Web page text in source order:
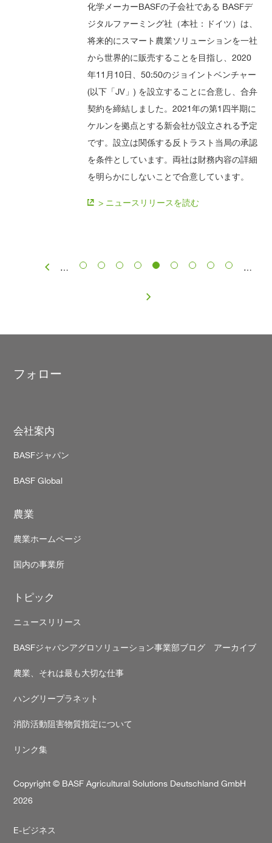
化学メーカーBASFの子会社である BASFデ
ジタルファーミング社（本社：ドイツ）は、
将来的にスマート農業ソリューションを一社
から世界的に販売することを目指し、2020
年11月10日、50:50のジョイントベンチャー
(以下「JV」) を設立することに合意し、合弁
契約を締結しました。2021年の第1四半期に
ケルンを拠点とする新会社が設立される予定
です。設立は関係する反トラスト当局の承認
を条件としています。両社は財務内容の詳細
を明らかにしないことで合意しています。
> ニュースリリースを読む
Pagination
… …
フォロー
Footer
会社案内
BASFジャパン
BASF Global
農業
農業ホームページ
国内の事業所
トピック
ニュースリリース
BASFジャパンアグロソリューション事業部ブログ アーカイブ
農業、それは最も大切な仕事
ハングリープラネット
消防活動阻害物質指定について
リンク集
Copyright © BASF Agricultural Solutions Deutschland GmbH
2026
Secondary
E-ビジネス